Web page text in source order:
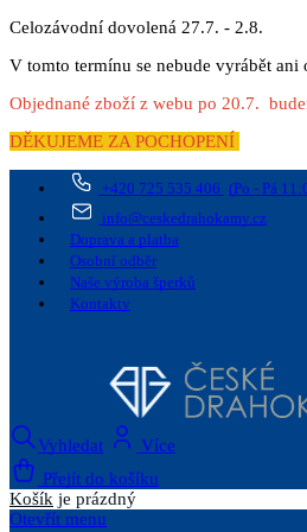
Celozávodní dovolená 27.7. - 2.8.
V tomto termínu se nebude vyrábět ani
Objednané zboží z webu po 20.7.
DĚKUJEME ZA POCHOPENÍ
+420 725 535 406 (Po - Pá
info@ceskedrahokamy.cz
Doprava a platba
Osobní odběr
Naše výroba šperků
Kontakty
Vyhledat
Více
Přejít do košíku
Košík je prázdný
Otevřít menu